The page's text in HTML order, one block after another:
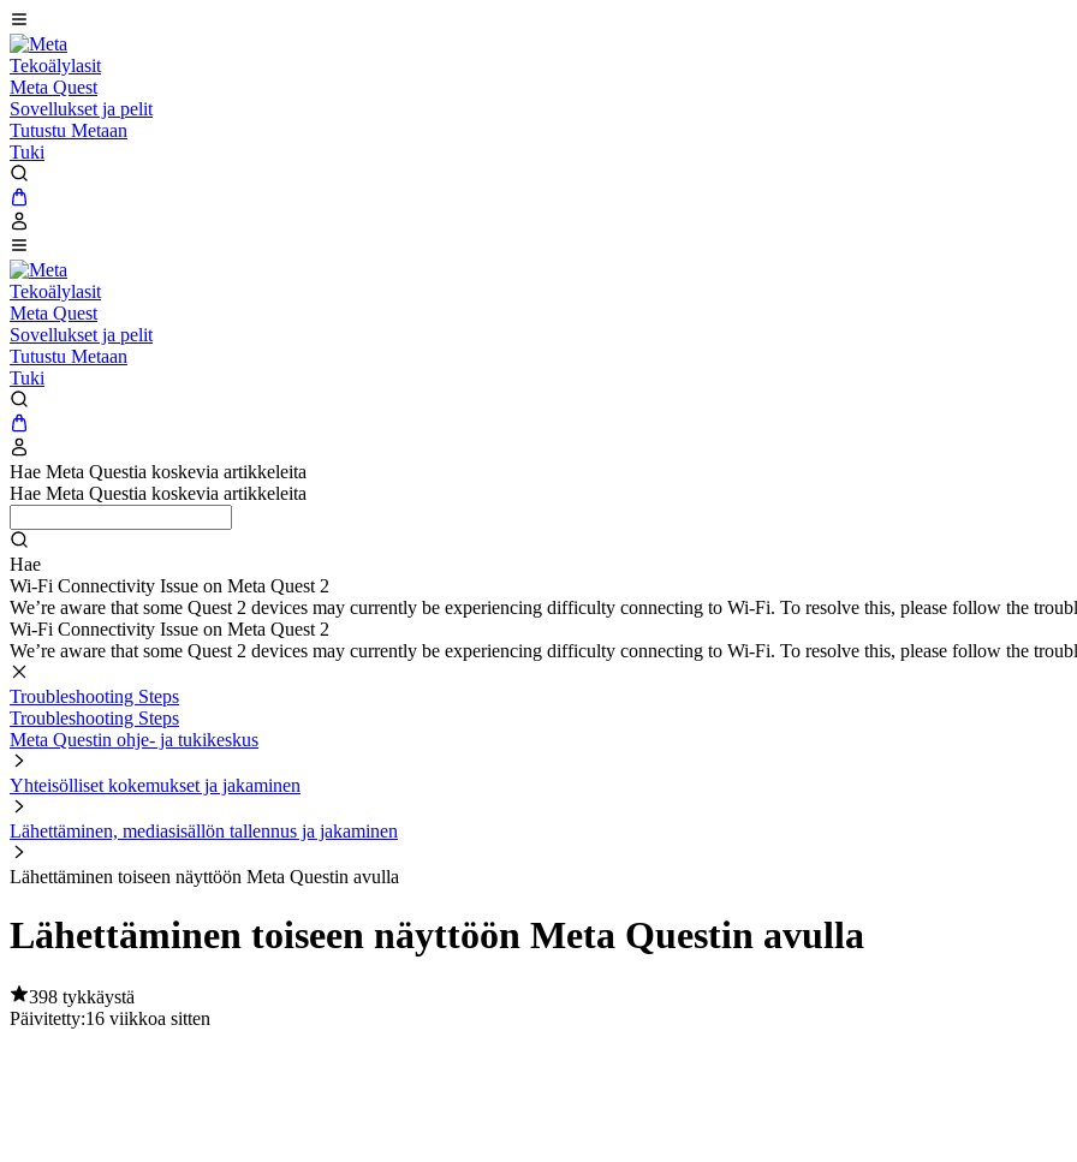
Tekoälylasit
Meta Quest
Sovellukset ja pelit
Tutustu Metaan
Tuki
Tekoälylasit
Meta Quest
Sovellukset ja pelit
Tutustu Metaan
Tuki
Hae Meta Questia koskevia artikkeleita
Hae Meta Questia koskevia artikkeleita
Hae
Wi-Fi Connectivity Issue on Meta Quest 2
We’re aware that some Quest 2 devices may currently be experiencing difficulty connecting to Wi-Fi. To resolve this, please follow the
Wi-Fi Connectivity Issue on Meta Quest 2
We’re aware that some Quest 2 devices may currently be experiencing difficulty connecting to Wi-Fi. To resolve this, please follow the
Troubleshooting Steps
Troubleshooting Steps
Meta Questin ohje- ja tukikeskus
Yhteisölliset kokemukset ja jakaminen
Lähettäminen, mediasisällön tallennus ja jakaminen
Lähettäminen toiseen näyttöön Meta Questin avulla
Lähettäminen toiseen näyttöön Meta Questin avulla
398 tykkäystä
Päivitetty:16 viikkoa sitten